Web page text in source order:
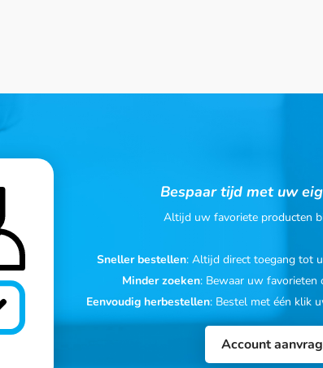
Bespaar tijd met uw
Altijd uw favoriete producten
Sneller bestellen: Altijd direct toegang tot
Minder zoeken: Bewaar uw favorieten
Eenvoudig herbestellen: Bestel met één klik
Account